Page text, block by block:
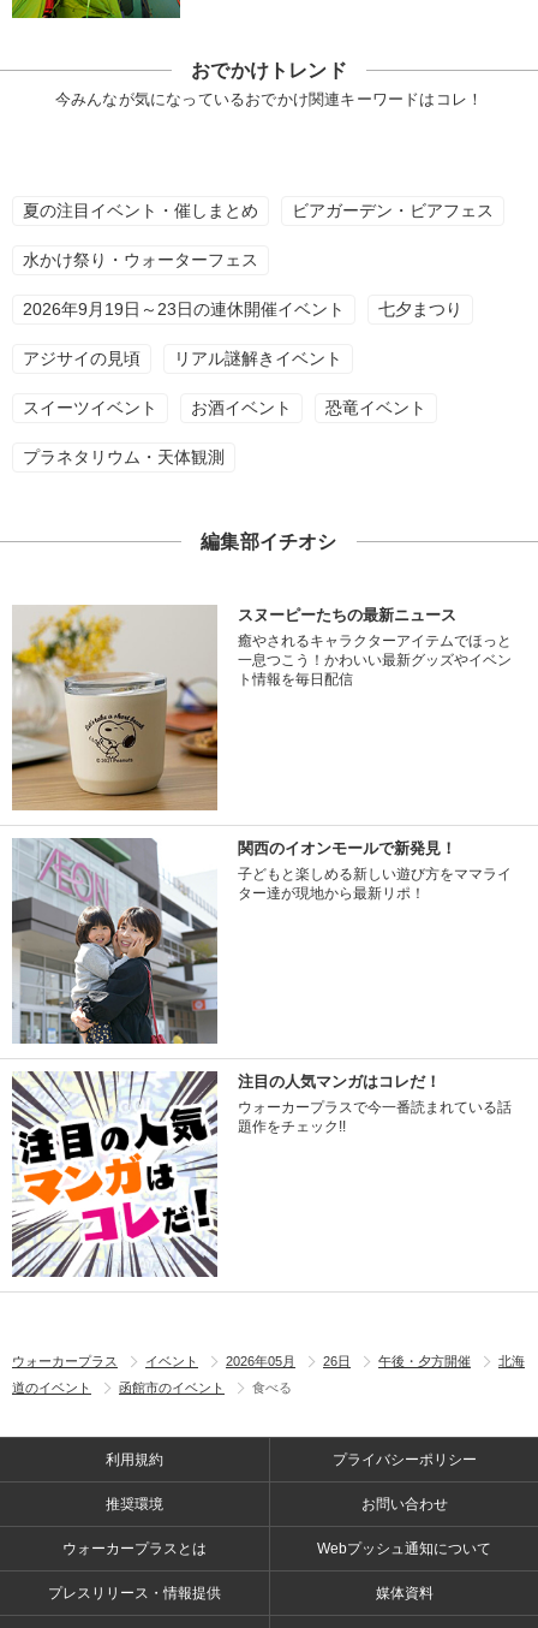
おでかけトレンド
今みんなが気になっているおでかけ関連キーワードはコレ！
夏の注目イベント・催しまとめ ビアガーデン・ビアフェス
水かけ祭り・ウォーターフェス
2026年9月19日～23日の連休開催イベント 七夕まつり
アジサイの見頃 リアル謎解きイベント
スイーツイベント お酒イベント 恐竜イベント
プラネタリウム・天体観測
編集部イチオシ
スヌーピーたちの最新ニュース
癒やされるキャラクターアイテムでほっと
一息つこう！かわいい最新グッズやイベン
ト情報を毎日配信
関西のイオンモールで新発見！
子どもと楽しめる新しい遊び方をママライ
ター達が現地から最新リポ！
注目の人気マンガはコレだ！
ウォーカープラスで今一番読まれている話
題作をチェック!!
ウォーカープラス イベント 2026年05月 26日 午後・夕方開催
北海
道のイベント
函館市のイベント 食べる
利用規約 プライバシーポリシー
推奨環境 お問い合わせ
ウォーカープラスとは Webプッシュ通知について
プレスリリース・情報提供 媒体資料